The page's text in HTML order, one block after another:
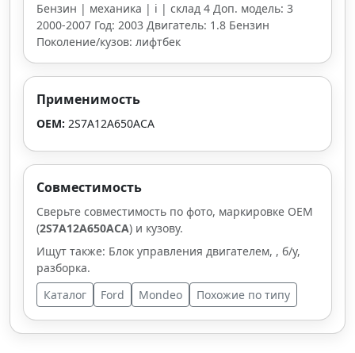
Бензин | механика | i | склад 4 Доп. модель: 3
2000-2007 Год: 2003 Двигатель: 1.8 Бензин
Поколение/кузов: лифтбек
Применимость
OEM: 2S7A12A650ACA
Совместимость
Сверьте совместимость по фото, маркировке OEM
(2S7A12A650ACA) и кузову.
Ищут также: Блок управления двигателем, , б/у,
разборка.
Каталог
Ford Mondeo Похожие по типу